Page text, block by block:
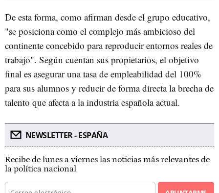
De esta forma, como afirman desde el grupo educativo,
"se posiciona como el complejo más ambicioso del
continente concebido para reproducir entornos reales de
trabajo". Según cuentan sus propietarios, el objetivo
final es asegurar una tasa de empleabilidad del 100%
para sus alumnos y reducir de forma directa la brecha de
talento que afecta a la industria española actual.
NEWSLETTER - ESPAÑA
Recibe de lunes a viernes las noticias más relevantes de
la política nacional